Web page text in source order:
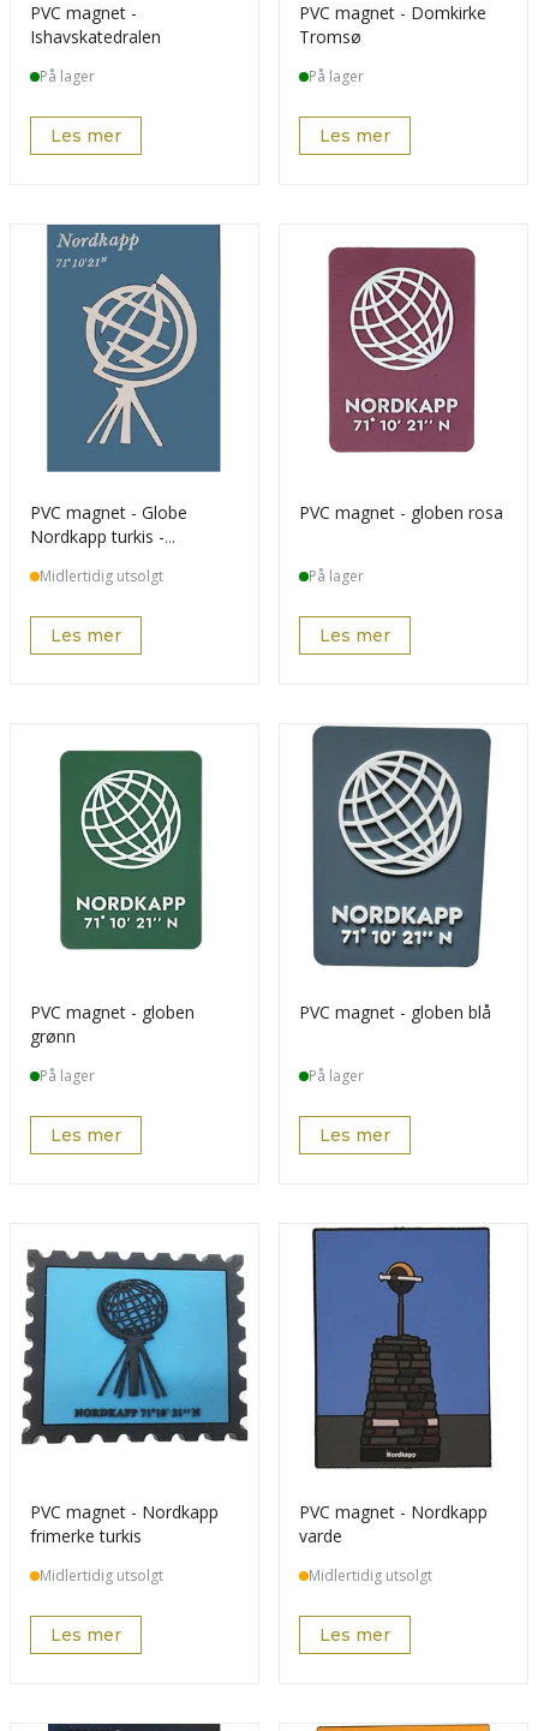
PVC magnet -
Ishavskatedralen
På lager
Les mer
PVC magnet - Domkirke
Tromsø
På lager
Les mer
PVC magnet - Globe
Nordkapp turkis -
Midlertidig utsolgt
Les mer
PVC magnet - globen rosa
På lager
Les mer
PVC magnet - globen
grønn
På lager
Les mer
PVC magnet - globen blå
På lager
Les mer
PVC magnet - Nordkapp
frimerke turkis
Midlertidig utsolgt
Les mer
PVC magnet - Nordkapp
varde
Midlertidig utsolgt
Les mer